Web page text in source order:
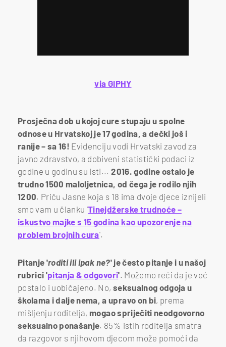
via GIPHY
Prosječna dob u kojoj cure stupaju u spolne
odnose u Hrvatskoj je 17 godina, a dečki još i
ranije – sa 16! Evidenciju vodi Hrvatski zavod za
javno zdravstvo, a dobiveni statistički podaci iz
godine u godinu su isti...2016. godine ostalo je
trudno 1500 maloljetnica, od čega je rodilo njih
1200. Priču Jasne koja s 18 ima dvoje djece iznijeli
smo vam u članku 'Tinejdžerske trudnoće –
iskustvo majke s 15 godina kao upozorenje na
problem brojnih cura'.
Pitanje 'roditi ili ipak ne?' je često pitanje i u našoj
rubrici 'pitanja & odgovori'. Možemo reći da je već
postalo i uobičajeno. No, seksualnog odgoja u
školama i dalje nema, a upravo on bi, prema
mišljenju roditelja, mogao spriječiti neodgovorno
seksualno ponašanje. 85% istih roditelja smatra
da razgovor s njihovom djecom može pomoći da